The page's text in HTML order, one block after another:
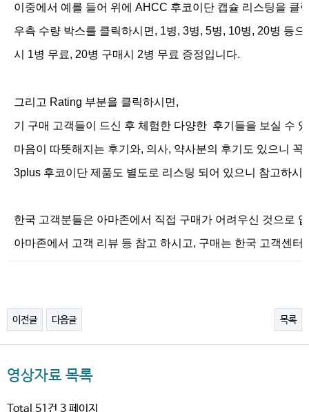
이중에서 예를 들어 위에 AHCC 후코이단 캡슐 리스팅을 클
우측 수량 박스를 클릭하시면, 1병, 3병, 5병, 10병, 20병 등
시 1병 무료, 20병 구매시 2병 무료 증정입니다.
그리고 Rating 부분을 클릭하시면,
기 구매 고객들이 드신 후 체험한 다양한 후기들을 보실 수
마음이 따뜻해지는 후기와, 의사, 약사분의 후기도 있으니 꼭
3plus 후코이단 제품도 별도로 리스팅 되어 있으니 참고하시
한국 고객분들은 아마존에서 직접 구매가 어려우신 것으로
아마존에서 고객 리뷰 등 참고 하시고, 구매는 한국 고객센
이전글 다음글 목록
영상자료 목록
Total 51건 3 페이지